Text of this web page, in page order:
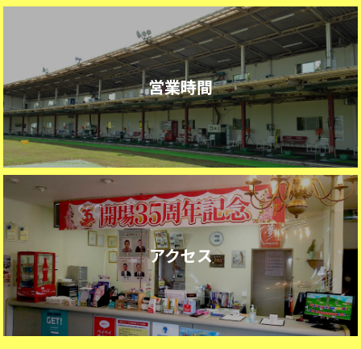
営業時間
アクセス